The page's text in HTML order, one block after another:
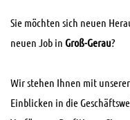
Sie möchten sich neuen
neuen Job in Groß-Gerau?
Wir stehen Ihnen mit
Einblicken in die